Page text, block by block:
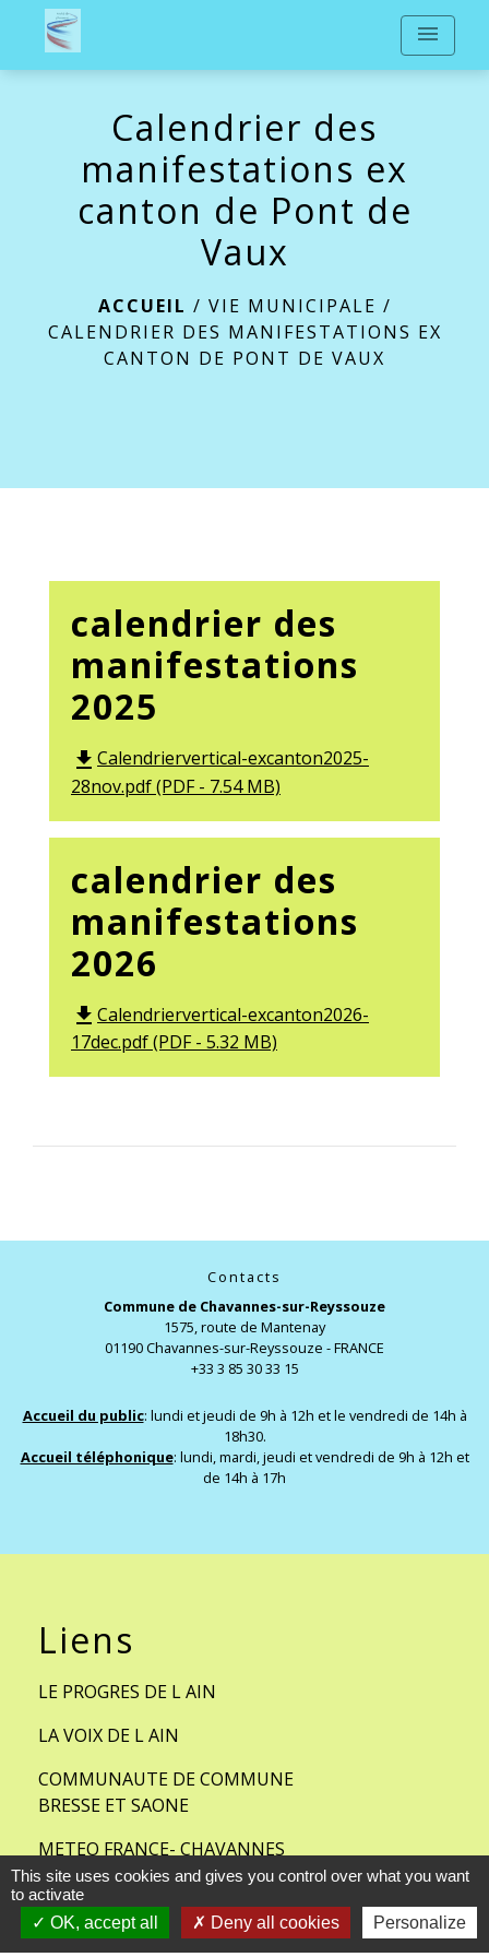
menu
Calendrier des
manifestations ex
canton de Pont de
Vaux
ACCUEIL / VIE MUNICIPALE /
CALENDRIER DES MANIFESTATIONS EX
CANTON DE PONT DE VAUX
calendrier des
manifestations
2025
file_download Calendriervertical-excanton2025-
28nov.pdf (PDF - 7.54 MB)
calendrier des
manifestations
2026
file_download Calendriervertical-excanton2026-
17dec.pdf (PDF - 5.32 MB)
Contacts
Commune de Chavannes-sur-Reyssouze
1575, route de Mantenay
01190 Chavannes-sur-Reyssouze - FRANCE
+33 3 85 30 33 15
Accueil du public: lundi et jeudi de 9h à 12h et le vendredi de 14h à
18h30.
Accueil téléphonique: lundi, mardi, jeudi et vendredi de 9h à 12h et
de 14h à 17h
Liens
LE PROGRES DE L AIN
LA VOIX DE L AIN
COMMUNAUTE DE COMMUNE
BRESSE ET SAONE
METEO FRANCE- CHAVANNES
SUR REYSSOUZE
FACEBOOK
This site uses cookies and gives you control over what you want
to activate
OK, accept all
Deny all cookies Personalize